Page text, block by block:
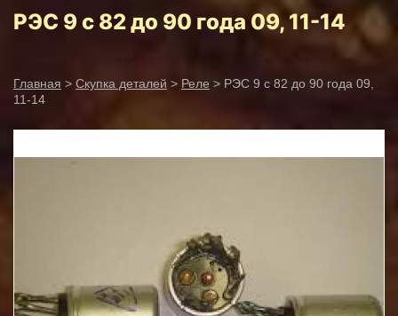
РЭС 9 с 82 до 90 года 09, 11-14
Главная > Скупка деталей > Реле > РЭС 9 с 82 до 90 года 09,
11-14